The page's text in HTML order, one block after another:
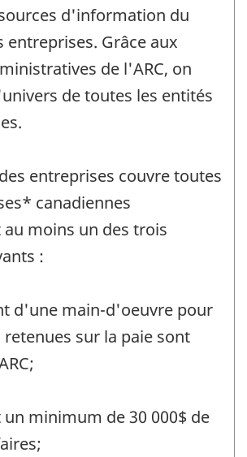
d'information du
entreprises. Grâce aux
de l'ARC, on
de toutes les entités
entreprises couvre toutes
canadiennes
moins un des trois
:
d'une main-d'oeuvre pour
retenues sur la paie sont
minimum de 30 000$ de